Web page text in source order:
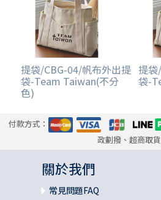
提袋/CBG-04/帆布外出提
袋-Team Taiwan(不分
色)
提
袋-
付款方式：
政劃撥、超商取
關於我們
常見問題FAQ